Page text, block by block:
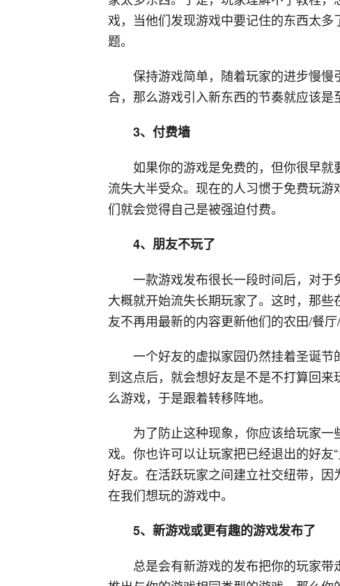
戏，当他们发现游戏中要记住的东西太
题。
保持游戏简单，随着玩家的进步慢
合，那么游戏引入新东西的节奏就应该是
3、付费墙
如果你的游戏是免费的，但你很早
流失大半受众。现在的人习惯于免费玩
们就会觉得自己是被强迫付费。
4、朋友不玩了
一款游戏发布很长一段时间后，对
大概就开始流失长期玩家了。这时，那
友不再用最新的内容更新他们的农田/餐厅/
一个好友的虚拟家园仍然挂着圣诞
到这点后，就会想好友是不是不打算回
么游戏，于是跟着转移阵地。
为了防止这种现象，你应该给玩家
戏。你也许可以让玩家把已经退出的好友
好友。在活跃玩家之间建立社交纽带，
在我们想玩的游戏中。
5、新游戏或更有趣的游戏发布了
总是会有新游戏的发布把你的玩家